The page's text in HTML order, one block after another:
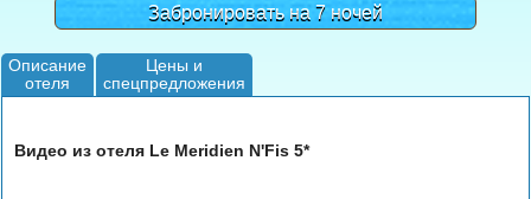
Забронировать на 7 ночей
Описание
отеля
Цены и
спецпредложения
Видео из отеля Le Meridien N'Fis 5*